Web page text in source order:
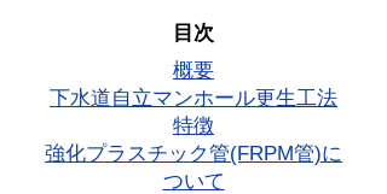
目次
概要
下水道自立マンホール更生工法
特徴
強化プラスチック管(FRPM管)に
ついて